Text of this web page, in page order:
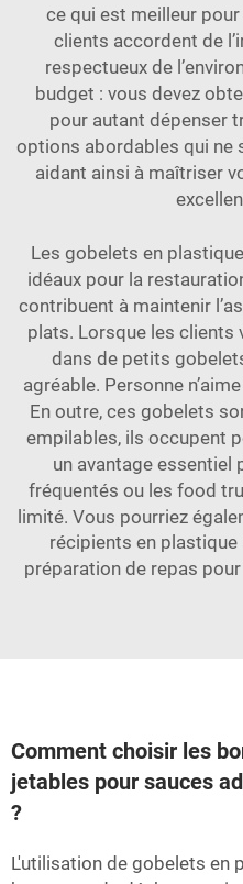
ce qui est meilleur
clients accordent de
respectueux de
budget : vous devez
pour autant dépenser
options abordables qui ne
aidant ainsi à maîtriser
Les gobelets en
idéaux pour la
contribuent à maintenir
plats. Lorsque les clients
dans de petits
agréable. Personne
En outre, ces gobelets
empilables, ils occupent
un avantage essentiel
fréquentés ou les food
limité. Vous pourriez
récipients en
préparation de repas
Comment choisir les
jetables pour sauces
?
L'utilisation de gobelets en